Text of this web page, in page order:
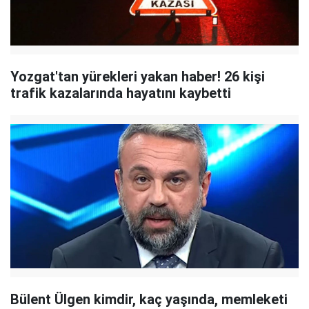
Yozgat'tan yürekleri yakan haber! 26 kişi
trafik kazalarında hayatını kaybetti
Bülent Ülgen kimdir, kaç yaşında, memleketi